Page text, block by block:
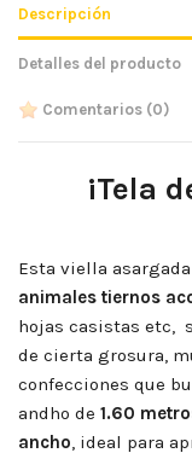
Descripción
Detalles del producto
Comentarios (0)
¡Tela
Esta viella asargada
animales tiernos
hojas casistas etc,
de cierta grosura,
confecciones que
andho de 1.60
ancho, ideal para